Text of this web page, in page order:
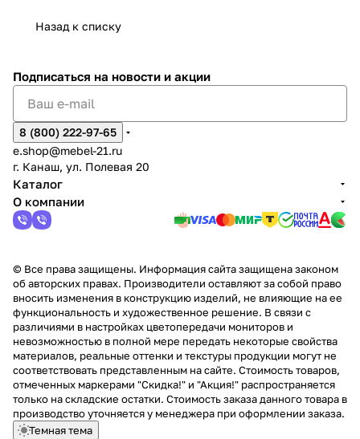
2
Назад к списку
Подписаться на новости и акции
8 (800) 222-97-65
e.shop@mebel-21.ru
г. Канаш, ул. Полевая 20
Каталог
О компании
© Все права защищены. Информация сайта защищена законом
об авторских правах. Производители оставляют за собой право
вносить изменения в конструкцию изделий, не влияющие на ее
функциональность и художественное решение. В связи с
различиями в настройках цветопередачи мониторов и
невозможностью в полной мере передать некоторые свойства
материалов, реальные оттенки и текстуры продукции могут не
соответствовать представленным на сайте. Стоимость товаров,
отмеченных маркерами "Скидка!" и "Акция!" распространяется
только на складские остатки. Стоимость заказа данного товара в
производство уточняется у менеджера при оформлении заказа.
Темная тема